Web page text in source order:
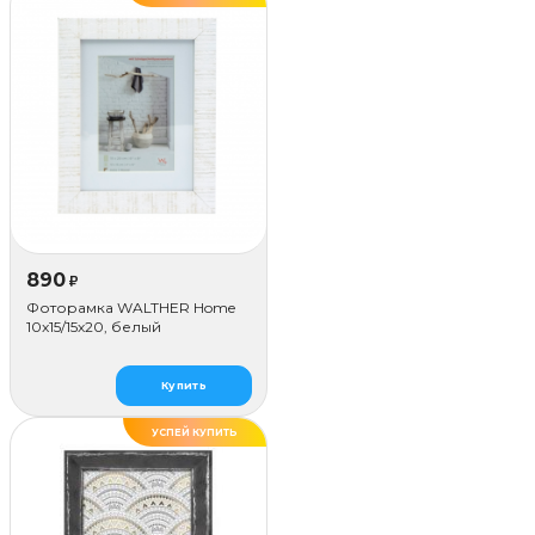
890 ₽
Фоторамка WALTHER Home
10x15/15х20, белый
Купить
УСПЕЙ КУПИТЬ